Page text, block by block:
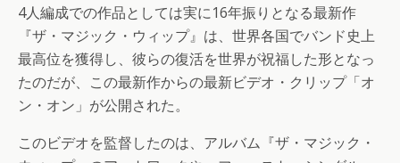
4人編成での作品としては実に16年振りとなる最新作
『ザ・マジック・ウィップ』は、世界各国でバンド史上
最高位を獲得し、彼らの復活を世界が祝福した形となっ
たのだが、この最新作からの最新ビデオ・クリップ「オ
ン・オン」が公開された。
このビデオを監督したのは、アルバム『ザ・マジック・